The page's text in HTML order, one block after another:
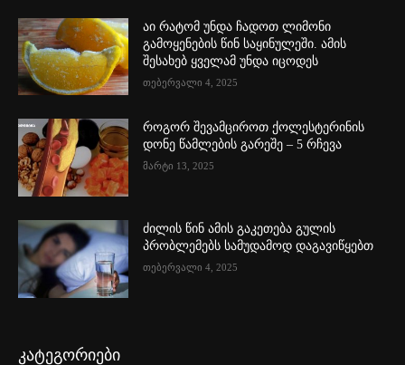
აი რატომ უნდა ჩადოთ ლიმონი
გამოყენების წინ საყინულეში. ამის
შესახებ ყველამ უნდა იცოდეს
თებერვალი 4, 2025
როგორ შევამციროთ ქოლესტერინის
დონე წამლების გარეშე – 5 რჩევა
მარტი 13, 2025
ძილის წინ ამის გაკეთება გულის
პრობლემებს სამუდამოდ დაგავიწყებთ
თებერვალი 4, 2025
კატეგორიები